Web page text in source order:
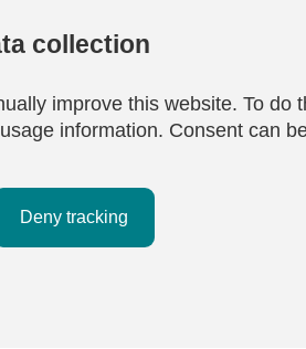
collection
improve this website. To do
information. Consent can
Deny tracking